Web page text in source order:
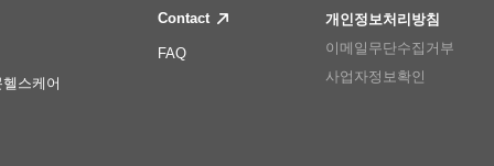
스케어
Contact
FAQ
개인정보처리방침
이메일무단수집거부
사업자정보확인